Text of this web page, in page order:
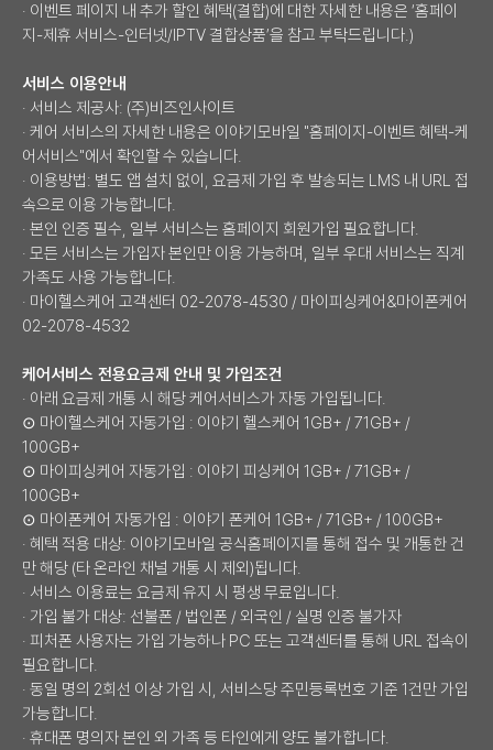
· 이벤트 페이지 내 추가 할인 혜택(결합)에 대한 자세한 내용은 ‘홈페이
지-제휴 서비스-인터넷/IPTV 결합상품’을 참고 부탁드립니다.)
서비스 이용안내
· 서비스 제공사: (주)비즈인사이트
· 케어 서비스의 자세한 내용은 이야기모바일 "홈페이지-이벤트 혜택-케
어서비스"에서 확인할 수 있습니다.
· 이용방법: 별도 앱 설치 없이, 요금제 가입 후 발송되는 LMS 내 URL 접
속으로 이용 가능합니다.
· 본인 인증 필수, 일부 서비스는 홈페이지 회원가입 필요합니다.
· 모든 서비스는 가입자 본인만 이용 가능하며, 일부 우대 서비스는 직계
가족도 사용 가능합니다.
· 마이헬스케어 고객센터 02-2078-4530 / 마이피싱케어&마이폰케어
02-2078-4532
케어서비스 전용요금제 안내 및 가입조건
· 아래 요금제 개통 시 해당 케어서비스가 자동 가입됩니다.
⊙ 마이헬스케어 자동가입 : 이야기 헬스케어 1GB+ / 71GB+ /
100GB+
⊙ 마이피싱케어 자동가입 : 이야기 피싱케어 1GB+ / 71GB+ /
100GB+
⊙ 마이폰케어 자동가입 : 이야기 폰케어 1GB+ / 71GB+ / 100GB+
· 혜택 적용 대상: 이야기모바일 공식홈페이지를 통해 접수 및 개통한 건
만 해당 (타 온라인 채널 개통 시 제외)됩니다.
· 서비스 이용료는 요금제 유지 시 평생 무료입니다.
· 가입 불가 대상: 선불폰 / 법인폰 / 외국인 / 실명 인증 불가자
· 피처폰 사용자는 가입 가능하나 PC 또는 고객센터를 통해 URL 접속이
필요합니다.
· 동일 명의 2회선 이상 가입 시, 서비스당 주민등록번호 기준 1건만 가입
가능합니다.
· 휴대폰 명의자 본인 외 가족 등 타인에게 양도 불가합니다.